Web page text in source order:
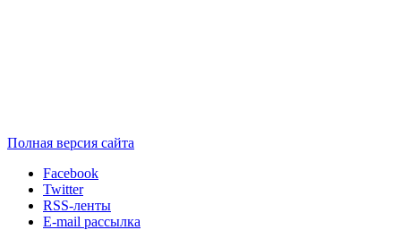
Полная версия сайта
Facebook
Twitter
RSS-ленты
E-mail рассылка